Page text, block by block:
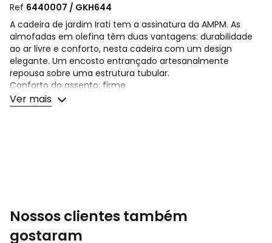
Ref 6440007 / GKH644
A cadeira de jardim Irati tem a assinatura da AMPM. As
almofadas em olefina têm duas vantagens: durabilidade
ao ar livre e conforto, nesta cadeira com um design
elegante. Um encosto entrançado artesanalmente
repousa sobre uma estrutura tubular.
Conforto do assento: firme
Assento: profundidade e altura standard
• O alumínio tem a vantagem de não enferrujar. Fácil de
cuidar, limpa-se com água e sabão. Este material é ideal
Ver mais
Nossos clientes também
gostaram